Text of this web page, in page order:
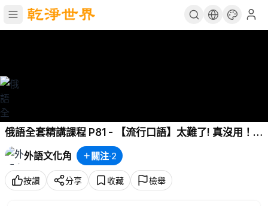
俄語全套精講課程 P81 - 【流行口語】太難了! 真沒用！
別鬧了！ 死腦筋！ 我好累。
外語文化角
關注·2
按讚 分享 收藏 檢舉